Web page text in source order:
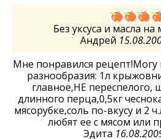
Без уксуса и масла
Андрей
Мне понравился
разнообразия: 1л
главное,НЕ переспелого,
длинного перца,0,5кг
мясорубке,соль по-вкусу и 2
любят ее с мясом или
Эдита